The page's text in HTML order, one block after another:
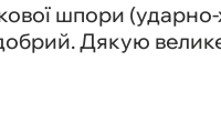
шпори (ударно-
Дякую